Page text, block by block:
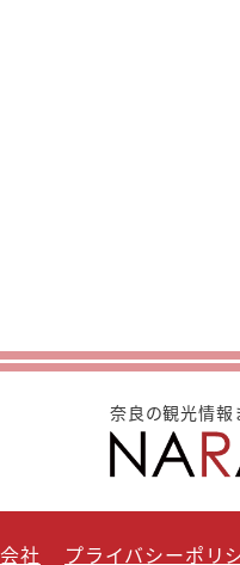
奈良の観光情報
社 プライバシーポリ